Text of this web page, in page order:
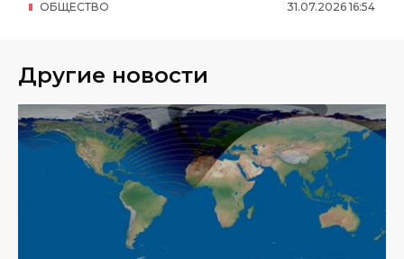
31.07.2026 16:54
ОБЩЕСТВО
Другие новости